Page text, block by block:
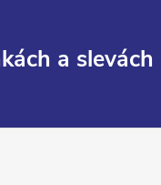
a slevách